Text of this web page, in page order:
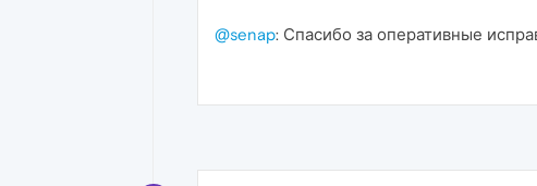
@senap: Спасибо за оперативные